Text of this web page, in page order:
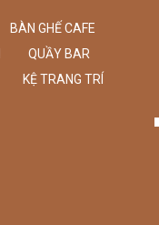
BÀN GHẾ CAFE
QUẦY BAR
KỆ TRANG TRÍ